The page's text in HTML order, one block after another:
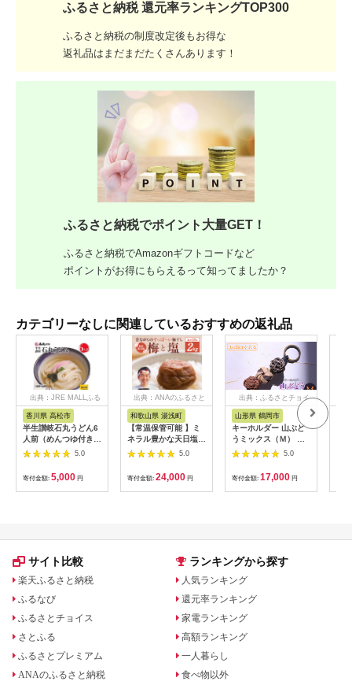
ふるさと納税 還元率ランキングTOP300
ふるさと納税の制度改定後もお得な
返礼品はまだまだたくさんあります！
ふるさと納税でポイント大量GET！
ふるさと納税でAmazonギフトコードなど
ポイントがお得にもらえるって知ってましたか？
カテゴリーなしに関連しているおすすめの返礼品
出典：JRE MALLふる
さと納税
香川県 高松市
半生讃岐石丸うどん6
人前（めんつゆ付き）
麺300g×2袋
5.0
寄付金額: 5,000 円
出典：ANAのふるさと
和歌山県 湯浅町
【常温保管可能 】ミ
ネラル豊かな天日塩だ
けで漬けた無添加梅干
し2kg 梅ボーイズ｜
B201_EP6024
5.0
寄付金額: 24,000 円
出典：ふるさとチョイ
山形県 鶴岡市
キーホルダー 山ぶど
うミックス（Ｍ） 山
形県鶴岡市 アトリエ
かおる | 山葡萄 雑貨
キーホルダー ギフト
贈り物 お取り寄せ 返
礼品
5.0
寄付金額: 17,000 円
サイト比較
楽天ふるさと納税
ふるなび
ふるさとチョイス
さとふる
ふるさとプレミアム
ANAのふるさと納税
ランキングから探す
人気ランキング
還元率ランキング
家電ランキング
高額ランキング
一人暮らし
食べ物以外